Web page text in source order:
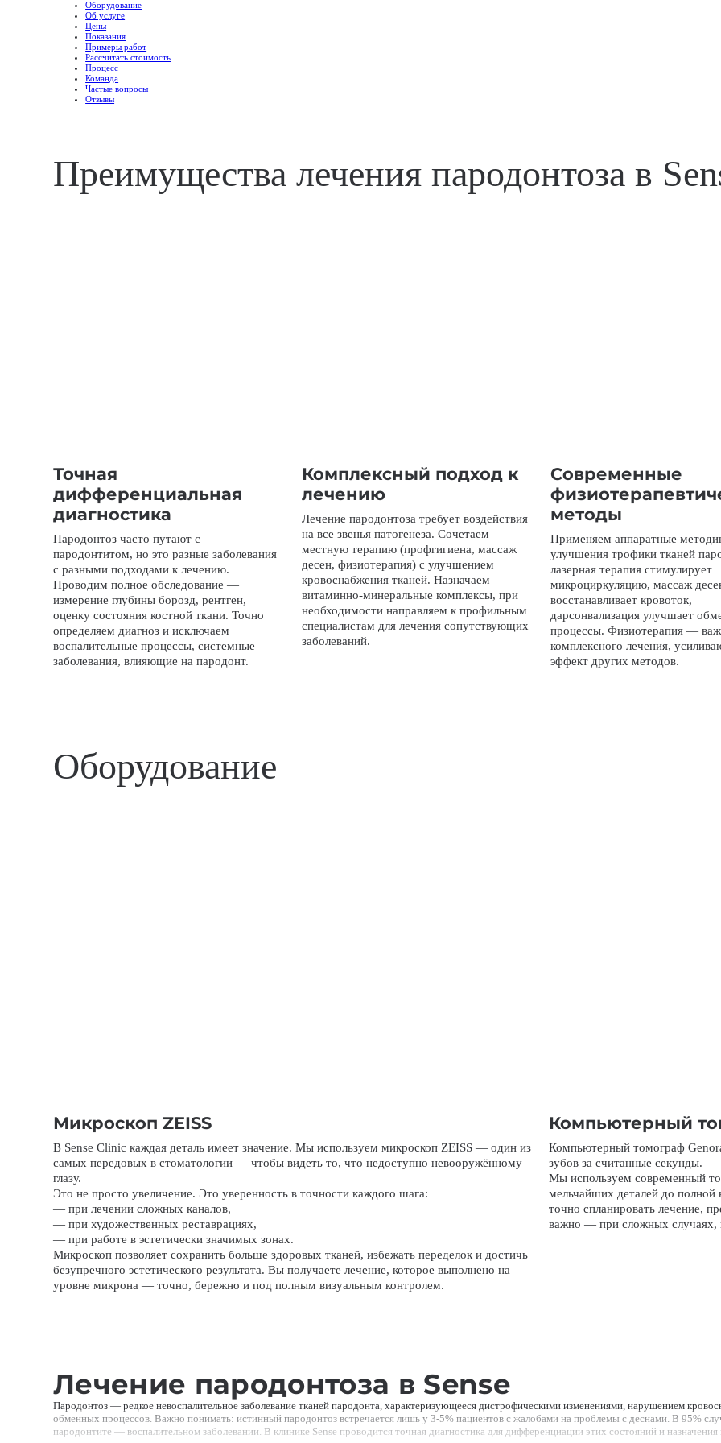
Оборудование
Об услуге
Цены
Показания
Примеры работ
Рассчитать стоимость
Процесс
Команда
Частые вопросы
Отзывы
Преимущества лечения пародонтоза в
Точная
дифференциальная
диагностика
Пародонтоз часто путают с
пародонтитом, но это разные заболевания
с разными подходами к лечению.
Проводим полное обследование —
измерение глубины борозд, рентген,
оценку состояния костной ткани. Точно
определяем диагноз и исключаем
воспалительные процессы, системные
заболевания, влияющие на пародонт.
Комплексный подход к
лечению
Лечение пародонтоза требует воздействия
на все звенья патогенеза. Сочетаем
местную терапию (профгигиена, массаж
десен, физиотерапия) с улучшением
кровоснабжения тканей. Назначаем
витаминно-минеральные комплексы, при
необходимости направляем к профильным
специалистам для лечения сопутствующих
заболеваний.
Современные
методы
Применяем аппаратные
улучшения трофики тканей
лазерная терапия стимулирует
микроциркуляцию, массаж
восстанавливает кровоток,
дарсонвализация улучшает
процессы. Физиотерапия —
комплексного лечения,
эффект других методов.
Оборудование
Микроскоп ZEISS
В Sense Clinic каждая деталь имеет значение. Мы используем микроскоп ZEISS — один из
самых передовых в стоматологии — чтобы видеть то, что недоступно невооружённому
глазу.
Это не просто увеличение. Это уверенность в точности каждого шага:
— при лечении сложных каналов,
— при художественных реставрациях,
— при работе в эстетически значимых зонах.
Микроскоп позволяет сохранить больше здоровых тканей, избежать переделок и достичь
безупречного эстетического результата. Вы получаете лечение, которое выполнено на
уровне микрона — точно, бережно и под полным визуальным контролем.
Компьютерный
Компьютерный томограф
зубов за считанные секунды.
Мы используем современный
мельчайших деталей до
точно спланировать лечение,
важно — при сложных случаях,
Лечение пародонтоза в Sense
Пародонтоз — редкое невоспалительное заболевание тканей пародонта, характеризующееся дистрофическими изменениями, нарушением
обменных процессов. Важно понимать: истинный пародонтоз встречается лишь у 3-5% пациентов с жалобами на проблемы с деснами. В 95%
пародонтите — воспалительном заболевании. В клинике Sense проводится точная диагностика для дифференциации этих состояний и назначения